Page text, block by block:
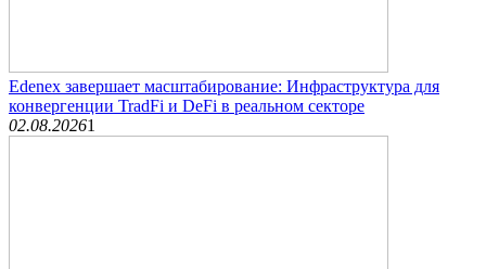
Edenex завершает масштабирование: Инфраструктура для
конвергенции TradFi и DeFi в реальном секторе
02.08.20261